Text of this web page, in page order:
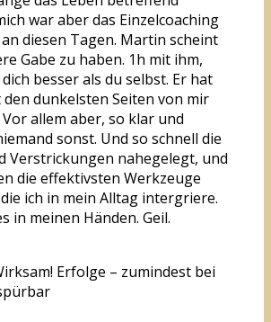
war aber das Einzelcoaching
an diesen Tagen. Martin scheint
Gabe zu haben. 1h mit ihm,
besser als du selbst. Er hat
den dunkelsten Seiten von mir
allem aber, so klar und
sonst. Und so schnell die
Verstrickungen nahegelegt, und
die effektivsten Werkzeuge
ich in mein Alltag intergriere.
in meinen Händen. Geil.
Erfolge – zumindest bei